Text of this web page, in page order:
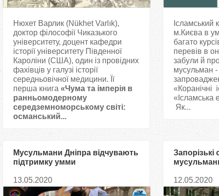
Нюхет Варлик (Nükhet Varlık),
доктор філософії Чиказького
університету, доцент кафедри
історії університету Південної
Кароліни (США), один із провідних
фахівців у галузі історії
середньовічної медицини. Її
перша книга «Чума та імперія в
ранньомодерному
середземноморському світі:
османський...
Ісламський
м.Києва в
багато
перевів в
забули й
мусульман
«Коранічні
«Ісламська
Як...
Мусульмани Дніпра відчувають
підтримку умми
13.05.2020
Запорізькі
центру
12.05.2020